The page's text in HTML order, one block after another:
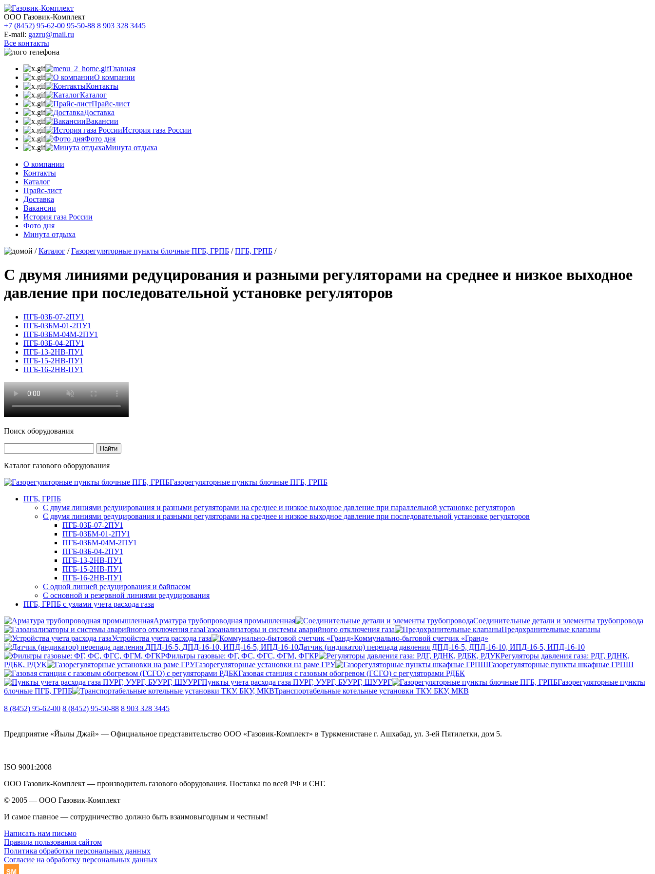
ООО Газовик-Комплект
+7 (8452) 95-62-00 95-50-88 8 903 328 3445
E-mail: gazru@mail.ru
Все контакты
Главная
О компании
Контакты
Каталог
Прайс-лист
Доставка
Вакансии
История газа России
Фото дня
Минута отдыха
О компании
Контакты
Каталог
Прайс-лист
Доставка
Вакансии
История газа России
Фото дня
Минута отдыха
/Каталог /Газорегуляторные пункты блочные ПГБ, ГРПБ /ПГБ, ГРПБ /
С двумя линиями редуцирования и разными регуляторами на среднее и низкое выходное
давление при последовательной установке регуляторов
ПГБ-03Б-07-2ПУ1
ПГБ-03БМ-01-2ПУ1
ПГБ-03БМ-04М-2ПУ1
ПГБ-03Б-04-2ПУ1
ПГБ-13-2НВ-ПУ1
ПГБ-15-2НВ-ПУ1
ПГБ-16-2НВ-ПУ1
Поиск оборудования
Каталог газового оборудования
Газорегуляторные пункты блочные ПГБ, ГРПБ
ПГБ, ГРПБ
С двумя линиями редуцирования и разными регуляторами на среднее и низкое выходное давление при параллельной установке регуляторов
С двумя линиями редуцирования и разными регуляторами на среднее и низкое выходное давление при последовательной установке регуляторов
ПГБ-03Б-07-2ПУ1
ПГБ-03БМ-01-2ПУ1
ПГБ-03БМ-04М-2ПУ1
ПГБ-03Б-04-2ПУ1
ПГБ-13-2НВ-ПУ1
ПГБ-15-2НВ-ПУ1
ПГБ-16-2НВ-ПУ1
С одной линией редуцирования и байпасом
С основной и резервной линиями редуцирования
ПГБ, ГРПБ с узлами учета расхода газа
Арматура трубопроводная промышленная
Соединительные детали и элементы трубопровода
Газоанализаторы и системы аварийного отключения газа
Предохранительные клапаны
Устройства учета расхода газа
Коммунально-бытовой счетчик «Гранд»
Датчик (индикатор) перепада давления ДПД-16-5, ДПД-16-10, ИПД-16-5, ИПД-16-10
Фильтры газовые: ФГ, ФС, ФГС, ФГМ, ФГКР
Регуляторы давления газа: РДГ, РДНК,
РДБК, РДУК
Газорегуляторные установки на раме ГРУ
Газорегуляторные пункты шкафные ГРПШ
Газовая станция с газовым обогревом (ГСГО) с регуляторами РДБК
Пункты учета расхода газа ПУРГ, УУРГ, БУУРГ, ШУУРГ
Газорегуляторные пункты
блочные ПГБ, ГРПБ
Транспортабельные котельные установки ТКУ. БКУ, МКВ
8 (8452) 95-62-00 8 (8452) 95-50-88 8 903 328 3445
Предприятие «Йылы Джай» — Официальное представительство ООО «Газовик-Комплект» в Туркменистане г. Ашхабад, ул. 3-ей Пятилетки, дом 5.
ISO 9001:2008
ООО Газовик-Комплект — производитель газового оборудования. Поставка по всей РФ и СНГ.
© 2005 — ООО Газовик-Комплект
И самое главное — сотрудничество должно быть взаимовыгодным и честным!
Написать нам письмо
Правила пользования сайтом
Политика обработки персональных данных
Согласие на обработку персональных данных